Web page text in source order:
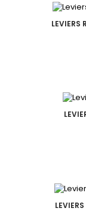
LEVIERS